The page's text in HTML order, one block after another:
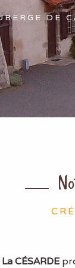
DE
La CÉSARDE